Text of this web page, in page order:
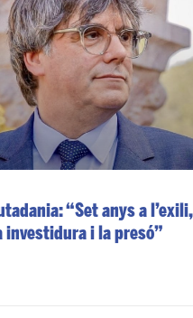
“Set anys a l’exili,
investidura i la presó”